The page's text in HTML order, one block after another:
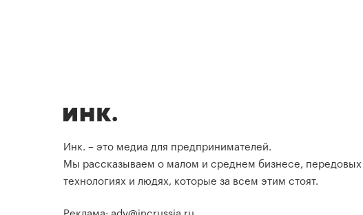
Инк. – это медиа для предпринимателей.
Мы рассказываем о малом и среднем бизнесе, передовых
технологиях и людях, которые за всем этим стоят.